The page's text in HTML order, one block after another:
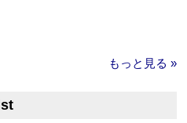
もっと見る »